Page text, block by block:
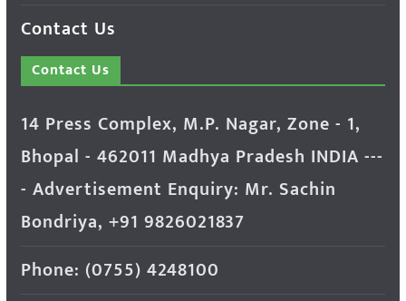
Contact Us
Contact Us
14 Press Complex, M.P. Nagar, Zone - 1,
Bhopal - 462011 Madhya Pradesh INDIA ---
- Advertisement Enquiry: Mr. Sachin
Bondriya, +91 9826021837
Phone: (0755) 4248100